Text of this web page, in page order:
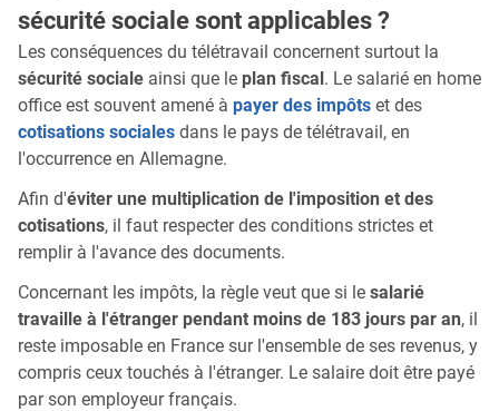
sécurité sociale sont applicables ?
Les conséquences du télétravail concernent surtout la
sécurité sociale ainsi que le plan fiscal. Le salarié en home
office est souvent amené à payer des impôts et des
cotisations sociales dans le pays de télétravail, en
l'occurrence en Allemagne.
Afin d'éviter une multiplication de l'imposition et des
cotisations, il faut respecter des conditions strictes et
remplir à l'avance des documents.
Concernant les impôts, la règle veut que si le salarié
travaille à l'étranger pendant moins de 183 jours par an, il
reste imposable en France sur l'ensemble de ses revenus, y
compris ceux touchés à l'étranger. Le salaire doit être payé
par son employeur français.